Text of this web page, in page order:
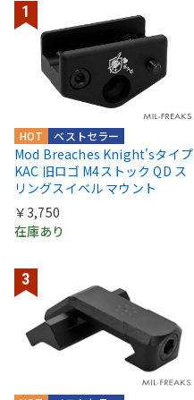
ベストセラー
HOT
Mod Breaches Knight'sタイプ
KAC 旧ロゴ M4ストック QD ス
リングスイベル マウント
￥3,750
在庫あり